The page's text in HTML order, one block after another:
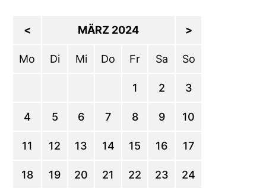
< MÄRZ 2024 >
Mo Di Mi Do Fr Sa So
1 2 3
4 5 6 7 8 9 10
11 12 13 14 15 16 17
18 19 20 21 22 23 24